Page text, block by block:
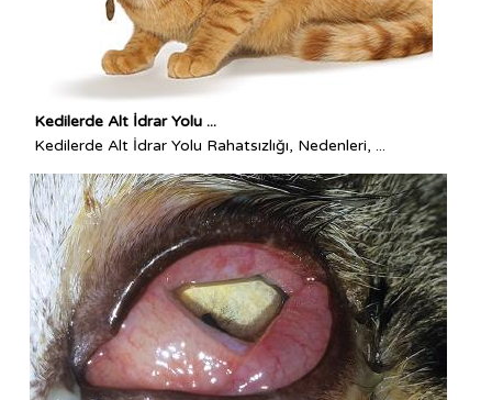
Kedilerde Alt İdrar Yolu ...
Kedilerde Alt İdrar Yolu Rahatsızlığı, Nedenleri, ...